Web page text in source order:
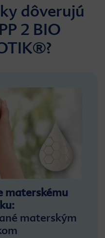
dôverujú
2 BIO
materskému
materským